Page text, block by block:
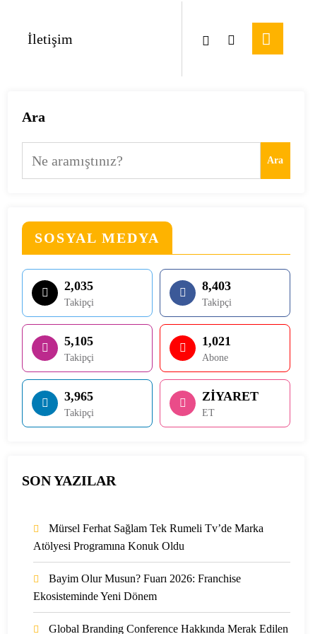
İletişim
Ara
Ara
SOSYAL MEDYA
2,035
Takipçi
8,403
Takipçi
5,105
Takipçi
1,021
Abone
3,965
Takipçi
ZİYARET
ET
SON YAZILAR
Mürsel Ferhat Sağlam Tek Rumeli Tv’de Marka
Atölyesi Programına Konuk Oldu
Bayim Olur Musun? Fuarı 2026: Franchise
Ekosisteminde Yeni Dönem
Global Branding Conference Hakkında Merak Edilen